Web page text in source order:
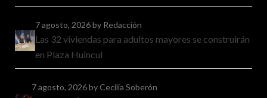
7 agosto, 2026by Redacción
Las 32 viviendas para adultos mayores se construirán
en Plaza Huincul
7 agosto, 2026by Cecilia Soberón